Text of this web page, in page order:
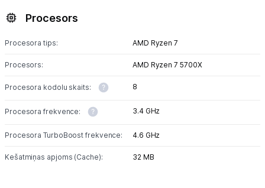
Procesors
Procesora tips: AMD Ryzen 7
Procesors: AMD Ryzen 7 5700X
Procesora kodolu skaits: 8
Procesora frekvence: 3.4 GHz
Procesora TurboBoost frekvence: 4.6 GHz
Kešatmiņas apjoms (Cache): 32 MB